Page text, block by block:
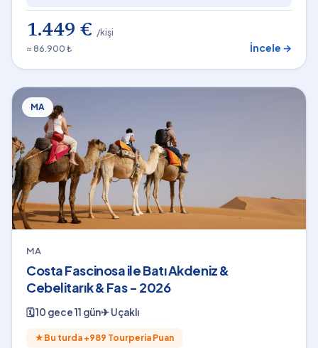
1.449 € /kişi
≈ 86.900 ₺
İncele →
MA
MA
Costa Fascinosa ile Batı Akdeniz &
Cebelitarık & Fas - 2026
🗓10 gece 11 gün✈Uçaklı
★ Bu turda +989 Tourperia Puan